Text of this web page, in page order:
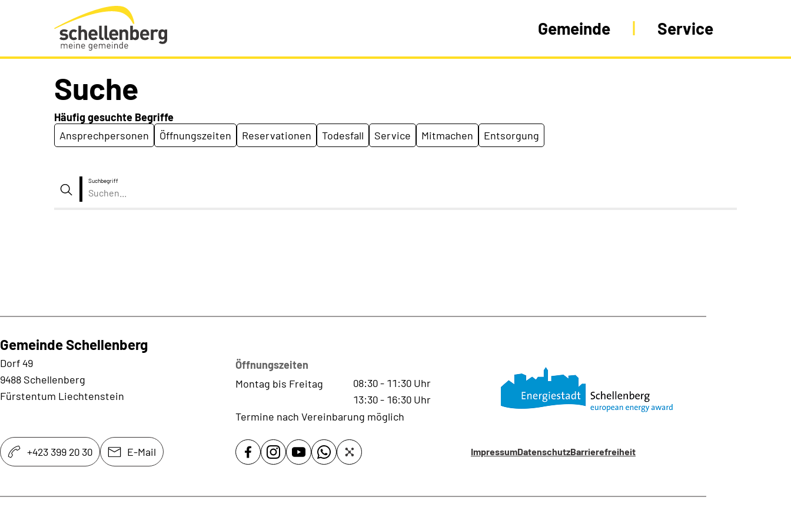
Gemeinde Schellenberg Startseite
Gemeinde Service
Suche
Häufig gesuchte Begriffe
Ansprechpersonen
Öffnungszeiten Reservationen Todesfall Service Mitmachen Entsorgung
Suchbegriff
Gemeinde Schellenberg
Dorf 49
9488 Schellenberg
Fürstentum Liechtenstein
Öffnungszeiten
Montag bis Freitag
08:30- 11:30 Uhr
13:30- 16:30 Uhr
Termine nach Vereinbarung möglich
+423 399 20 30 E-Mail ImpressumDatenschutzBarrierefreiheit